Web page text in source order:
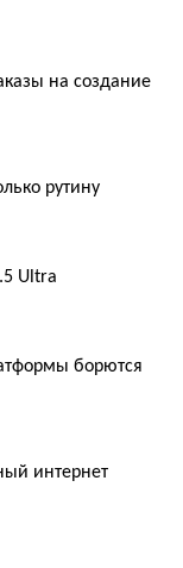
на создание
рутину
Ultra
борются
интернет